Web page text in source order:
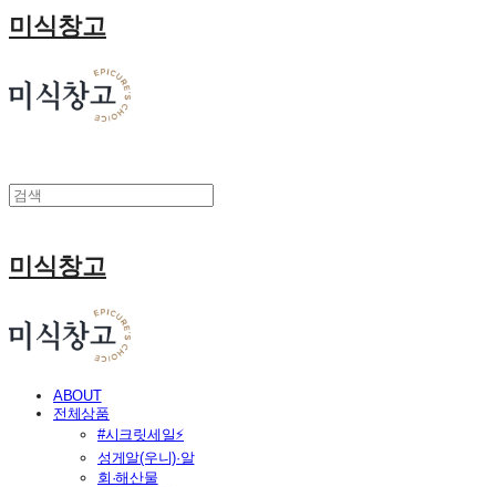
미식창고
미식창고
ABOUT
전체상품
#시크릿세일⚡
성게알(우니)·알
회·해산물